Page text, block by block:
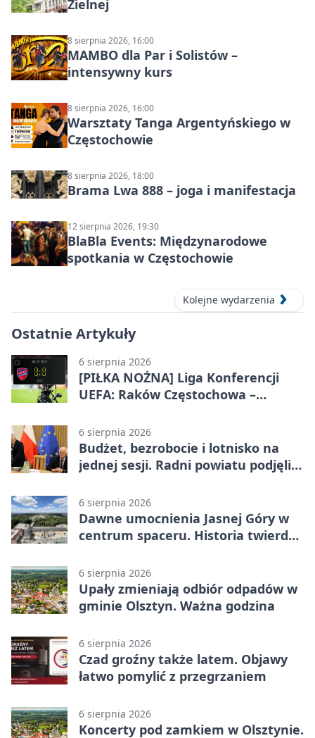
Zielnej
8 sierpnia 2026, 16:00
MAMBO dla Par i Solistów –
intensywny kurs
8 sierpnia 2026, 16:00
Warsztaty Tanga Argentyńskiego w
Częstochowie
8 sierpnia 2026, 18:00
Brama Lwa 888 – joga i manifestacja
12 sierpnia 2026, 19:30
BlaBla Events: Międzynarodowe
spotkania w Częstochowie
Kolejne wydarzenia
Ostatnie Artykuły
6 sierpnia 2026
[PIŁKA NOŻNA] Liga Konferencji
UEFA: Raków Częstochowa –
meczu III rundy eliminacji
6 sierpnia 2026
Budżet, bezrobocie i lotnisko na
jednej sesji. Radni powiatu podjęli
6 sierpnia 2026
Dawne umocnienia Jasnej Góry w
centrum spaceru. Historia twierdzy
6 sierpnia 2026
Upały zmieniają odbiór odpadów w
gminie Olsztyn. Ważna godzina
6 sierpnia 2026
Czad groźny także latem. Objawy
łatwo pomylić z przegrzaniem
6 sierpnia 2026
Koncerty pod zamkiem w Olsztynie.